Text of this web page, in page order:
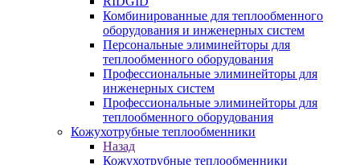
Комбинированные для теплообменного
оборудования и инженерных систем
Персональные элиминейторы для
теплообменного оборудования
Профессиональные элиминейторы для
инженерных систем
Профессиональные элиминейторы для
теплообменного оборудования
Кожухотрубные теплообменники
Назад
Кожухотрубные теплообменники